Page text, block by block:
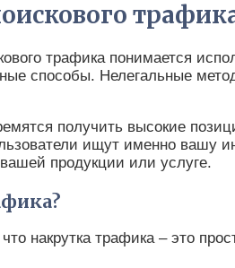
трафика понимается
способы. Нелегальные
получить высокие
ищут именно вашу
продукции или услуге.
накрутка трафика – это